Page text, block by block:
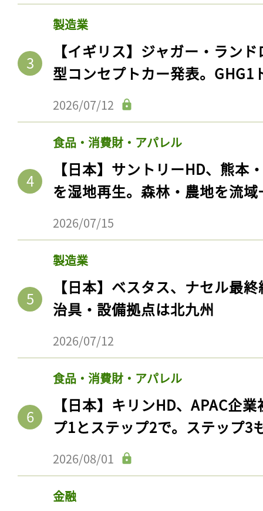
製造業
【イギリス】ジャガー・ラン
型コンセプトカー発表。GHG1
2026/07/12
食品・消費財・アパレル
【日本】サントリーHD、熊本
を湿地再生。森林・農地を流
2026/07/15
製造業
【日本】ベスタス、ナセル最
治具・設備拠点は北九州
2026/07/12
食品・消費財・アパレル
【日本】キリンHD、APAC企
プ1とステップ2で。ステップ3
2026/08/01
金融
記事をお気に入りに
ログインが必
ログイン